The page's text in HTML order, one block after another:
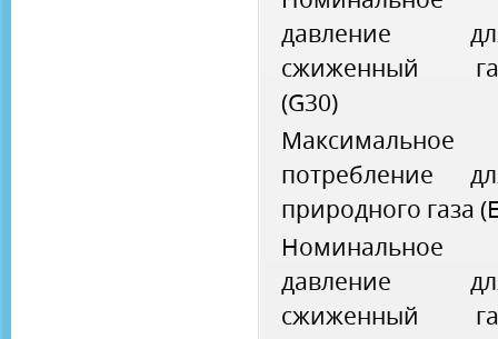
давление
сжиженный
(G30)
Максимальное
потребление
природного газа
Номинальное
давление
сжиженный